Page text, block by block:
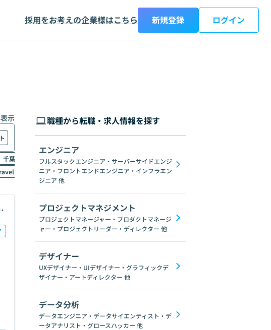
採用をお考えの企業様はこちら 新規登録 ログイン
示
千葉県 東京都 神奈川県 新潟県 富山県 石川県
C# GraphQL SpringFramework Redis
職種から転職・求人情報を探す
エンジニア
フルスタックエンジニア・サーバーサイドエンジ
ニア・フロントエンドエンジニア・インフラエン
ジニア 他
プロジェクトマネジメント
プロジェクトマネージャー・プロダクトマネージ
ャー・プロジェクトリーダー・ディレクター 他
デザイナー
UXデザイナー・UIデザイナー・グラフィックデ
ザイナー・アートディレクター 他
データ分析
データエンジニア・データサイエンティスト・デ
ータアナリスト・グロースハッカー 他